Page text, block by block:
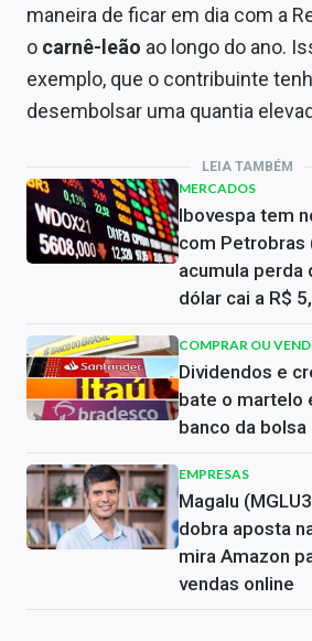
maneira de ficar em dia com a
o carnê-leão ao longo do ano.
exemplo, que o contribuinte
desembolsar uma quantia
LEIA TAMBÉM
MERCADOS
Ibovespa tem
com Petrobras
acumula perda
dólar cai a R$
COMPRAR OU
Dividendos e
bate o martelo
banco da bolsa
EMPRESAS
Magalu
dobra aposta
mira Amazon
vendas online